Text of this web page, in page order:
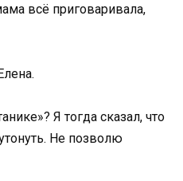
всё приговаривала,
Я тогда сказал, что
Не позволю